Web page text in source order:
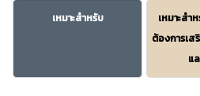
เหมาะสำหรับ
เหมาะส
ต้องการเส
แ